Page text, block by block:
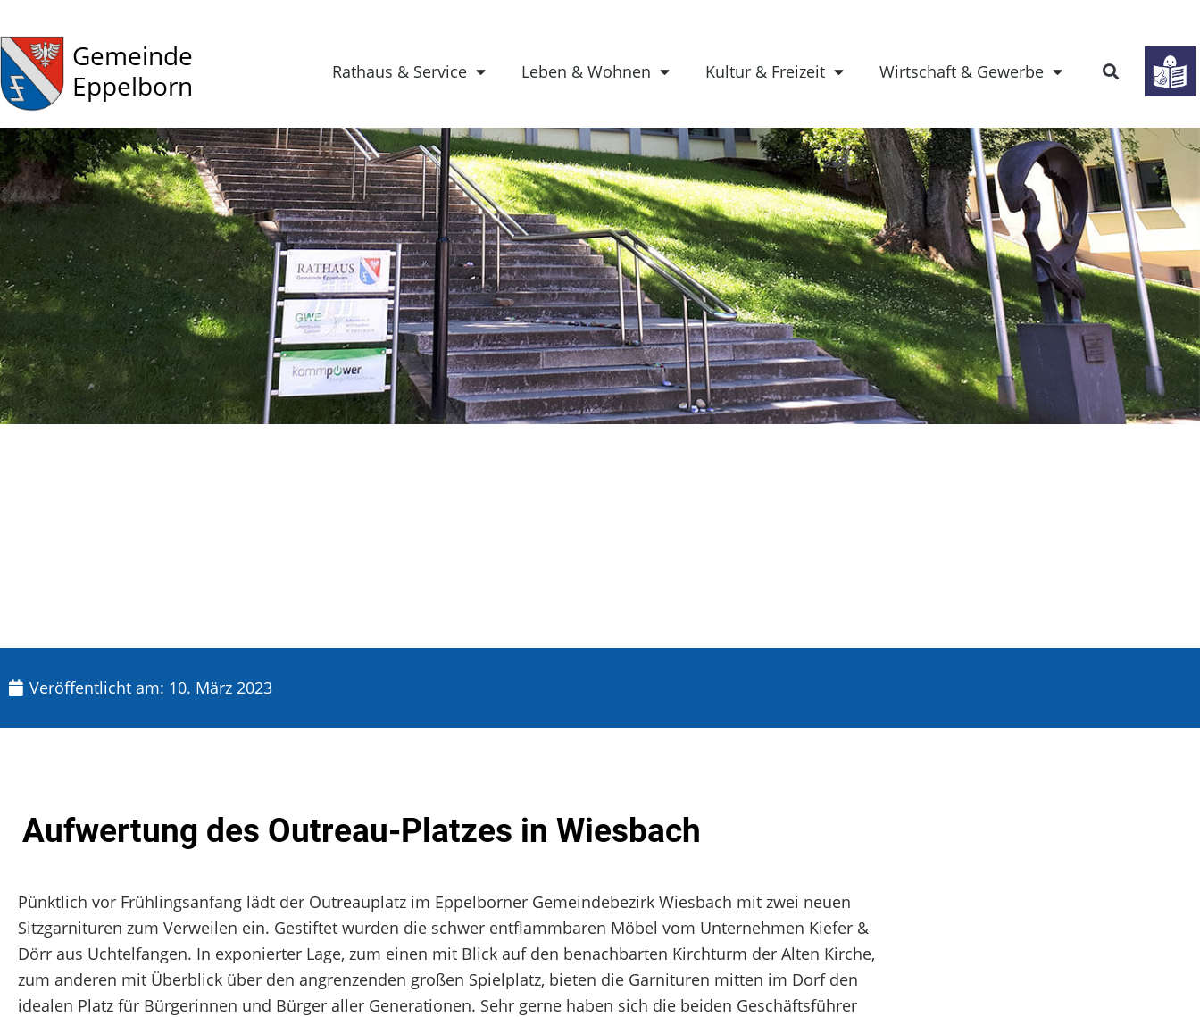
Gemeinde
Eppelborn
Rathaus & Service Leben & Wohnen Kultur & Freizeit Wirtschaft & Gewerbe
Veröffentlicht am: 10. März 2023
Aufwertung des Outreau-Platzes in Wiesbach
Pünktlich vor Frühlingsanfang lädt der Outreauplatz im Eppelborner Gemeindebezirk Wiesbach mit zwei neuen
Sitzgarnituren zum Verweilen ein. Gestiftet wurden die schwer entflammbaren Möbel vom Unternehmen Kiefer &
Dörr aus Uchtelfangen. In exponierter Lage, zum einen mit Blick auf den benachbarten Kirchturm der Alten Kirche,
zum anderen mit Überblick über den angrenzenden großen Spielplatz, bieten die Garnituren mitten im Dorf den
idealen Platz für Bürgerinnen und Bürger aller Generationen. Sehr gerne haben sich die beiden Geschäftsführer